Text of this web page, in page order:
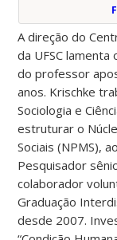
A direção do
da UFSC
do professor
anos. Krischke
Sociologia e
estruturar o
Sociais (NPMS),
Pesquisador
colaborador
Graduação
desde 2007.